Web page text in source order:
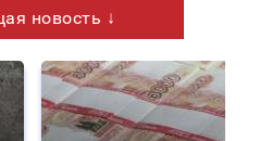
новость ↓